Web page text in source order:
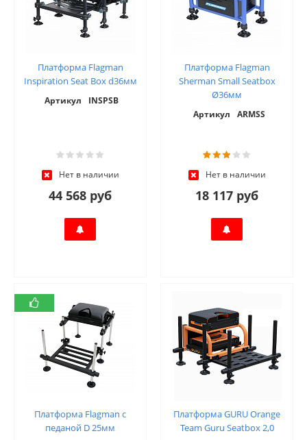
Платформа Flagman
Inspiration Seat Box d36мм
Артикул INSPSB
Нет в наличии
44 568 руб
Платформа Flagman
Sherman Small Seatbox
Ø36мм
Артикул ARMSS
Нет в наличии
18 117 руб
Платформа Flagman с
педаной D 25мм
Платформа GURU Orange
Team Guru Seatbox 2,0